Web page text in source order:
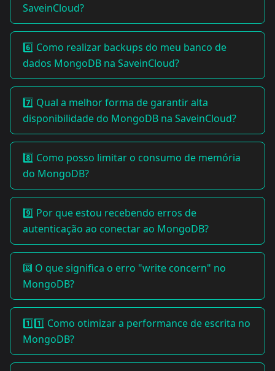
SaveinCloud?
6️⃣ Como realizar backups do meu banco de
dados MongoDB na SaveinCloud?
7️⃣ Qual a melhor forma de garantir alta
disponibilidade do MongoDB na SaveinCloud?
8️⃣ Como posso limitar o consumo de memória
do MongoDB?
9️⃣ Por que estou recebendo erros de
autenticação ao conectar ao MongoDB?
🔟 O que significa o erro "write concern" no
MongoDB?
1️⃣1️⃣ Como otimizar a performance de escrita no
MongoDB?